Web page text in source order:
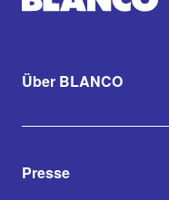
Über BLANCO
Presse